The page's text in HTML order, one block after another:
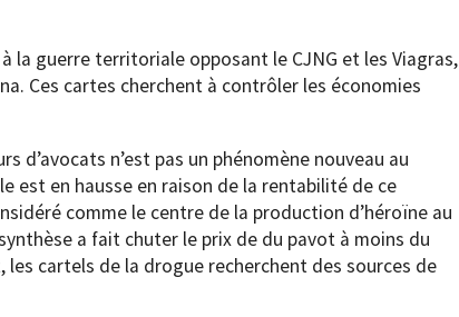
la guerre territoriale opposant le CJNG et les Viagras,
Ces cartes cherchent à contrôler les économies
d’avocats n’est pas un phénomène nouveau au
est en hausse en raison de la rentabilité de ce
comme le centre de la production d’héroïne au
a fait chuter le prix de du pavot à moins du
les cartels de la drogue recherchent des sources de